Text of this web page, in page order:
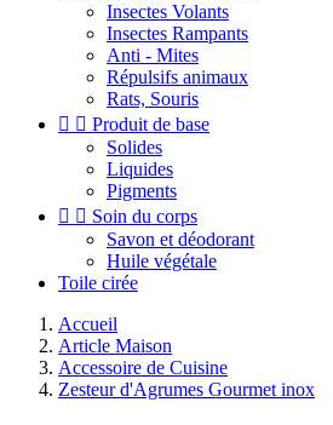
Insectes Volants
Insectes Rampants
Anti - Mites
Répulsifs animaux
Rats, Souris
  Produit de base
Solides
Liquides
Pigments
  Soin du corps
Savon et déodorant
Huile végétale
Toile cirée
Accueil
Article Maison
Accessoire de Cuisine
Zesteur d'Agrumes Gourmet inox